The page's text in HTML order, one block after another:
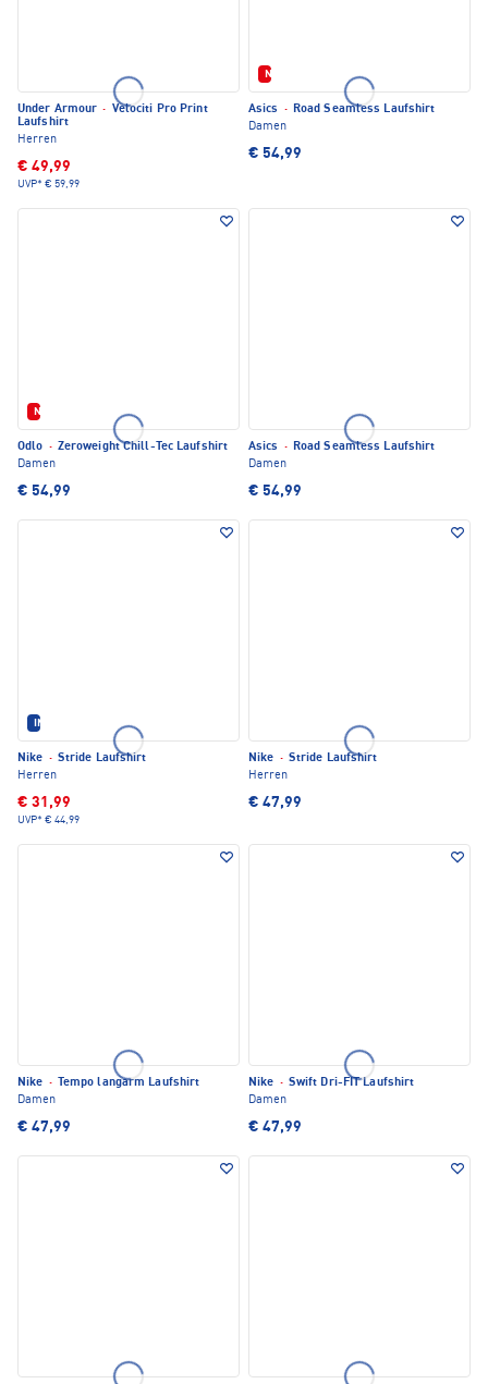
Under Armour · Velociti Pro Print
Laufshirt
Herren
€ 49,99
UVP* € 59,99
Neu
Asics · Road Seamless Laufshirt
Damen
€ 54,99
Neu
Odlo · Zeroweight Chill-Tec Laufshirt
Damen
€ 54,99
Asics · Road Seamless Laufshirt
Damen
€ 54,99
IM SET ERHÄLTLICH
Nike · Stride Laufshirt
Herren
€ 31,99
UVP* € 44,99
Nike · Stride Laufshirt
Herren
€ 47,99
Nike ·
Tempo langarm Laufshirt
Damen
€ 47,99
Nike · Swift Dri-FIT Laufshirt
Damen
€ 47,99